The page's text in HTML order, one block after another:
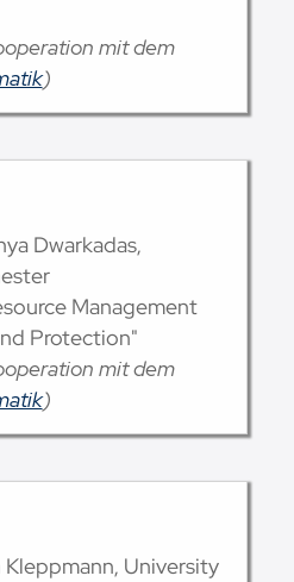
mit dem
)
Dwarkadas,
Management
Protection"
mit dem
)
Kleppmann, University